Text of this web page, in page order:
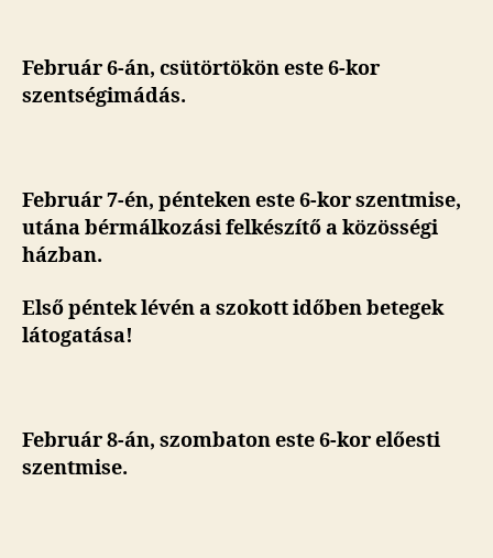
Február 6-án, csütörtökön este 6-kor
szentségimádás.
Február 7-én, pénteken este 6-kor szentmise,
utána bérmálkozási felkészítő a közösségi
házban.
Első péntek lévén a szokott időben betegek
látogatása!
Február 8-án, szombaton este 6-kor előesti
szentmise.